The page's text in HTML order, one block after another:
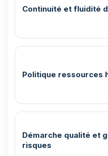
Continuité et fluidité
Politique ressources
Démarche qualité et
risques